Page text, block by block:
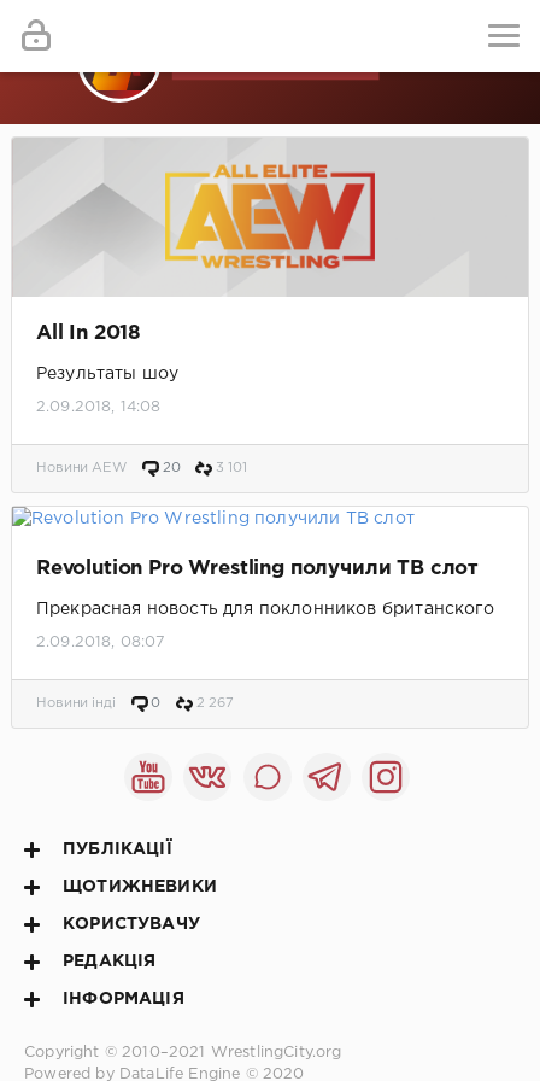
All In 2018
Результаты шоу
2.09.2018, 14:08
Новини AEW 20 3 101
Revolution Pro Wrestling получили ТВ слот
Прекрасная новость для поклонников британского
рестлинга
2.09.2018, 08:07
Новини інді 0 2 267
ПУБЛІКАЦІЇ
ЩОТИЖНЕВИКИ
КОРИСТУВАЧУ
РЕДАКЦІЯ
ІНФОРМАЦІЯ
Copyright © 2010–2021
WrestlingCity.org
Powered by DataLife Engine © 2020